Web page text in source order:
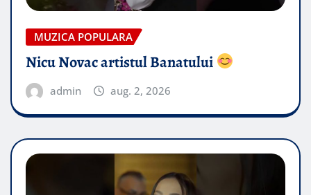
MUZICA POPULARA
Nicu Novac artistul Banatului
admin aug. 2, 2026